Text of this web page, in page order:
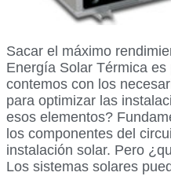
Sacar el máximo
Energía Solar Térmica
contemos con los
para optimizar las
esos elementos?
los componentes del
instalación solar. Pero
Los sistemas solares